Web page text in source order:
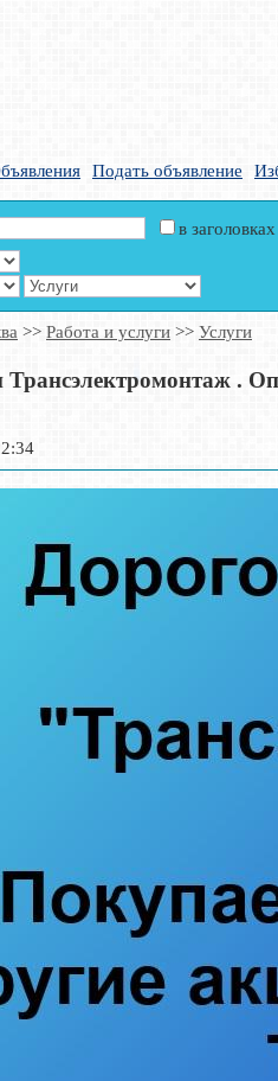
Подать объявление
в заголовках
>> Работа и услуги >> Услуги
.